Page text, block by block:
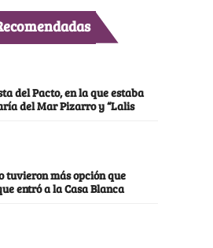
del Pacto, en la que estaba
del Mar Pizarro y “Lalis
tuvieron más opción que
entró a la Casa Blanca